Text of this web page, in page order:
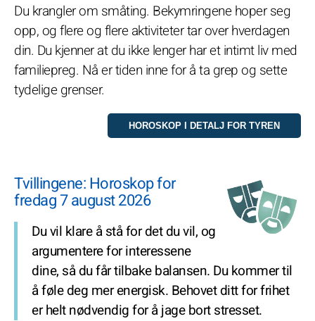
Du krangler om småting. Bekymringene hoper seg
opp, og flere og flere aktiviteter tar over hverdagen
din. Du kjenner at du ikke lenger har et intimt liv med
familiepreg. Nå er tiden inne for å ta grep og sette
tydelige grenser.
Tvillingene: Horoskop for
fredag 7 august 2026
Du vil klare å stå for det du vil, og
argumentere for interessene
dine, så du får tilbake balansen. Du kommer til
å føle deg mer energisk. Behovet ditt for frihet
er helt nødvendig for å jage bort stresset.